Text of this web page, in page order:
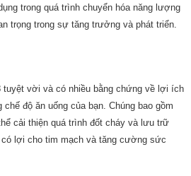
trong quá trình chuyển hóa năng lượng
trọng trong sự tăng trưởng và phát triển.
tuyệt vời và có nhiều bằng chứng về lợi ích
độ ăn uống của bạn. Chúng bao gồm
cải thiện quá trình đốt cháy và lưu trữ
lợi cho tim mạch và tăng cường sức